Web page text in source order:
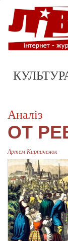
Аналіз
ОТ
Артем Кирпиченок